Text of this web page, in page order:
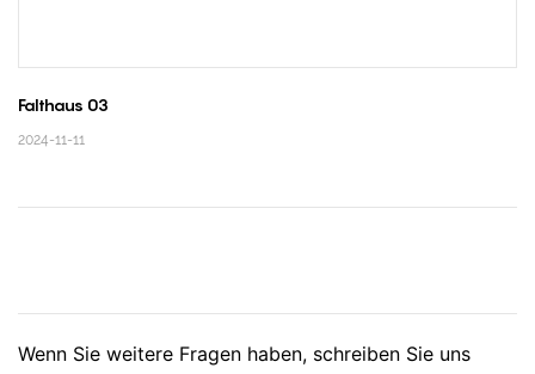
Falthaus 03
2024-11-11
Wenn Sie weitere Fragen haben, schreiben Sie uns